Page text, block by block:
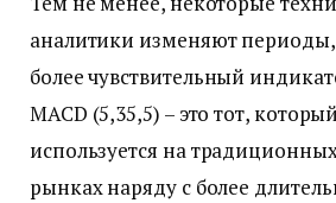
аналитики изменяют периоды,
более чувствительный
MACD (5,35,5) – это тот,
используется на
рынках наряду с более